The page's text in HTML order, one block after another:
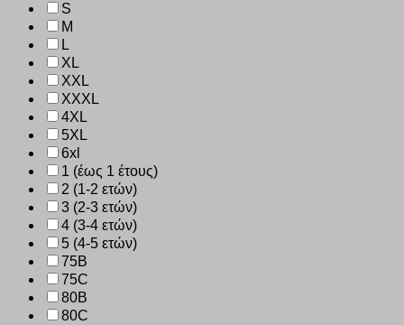
S
M
L
XL
XXL
XXXL
4XL
5XL
6xl
1 (έως 1 έτους)
2 (1-2 ετών)
3 (2-3 ετών)
4 (3-4 ετών)
5 (4-5 ετών)
75B
75C
80B
80C